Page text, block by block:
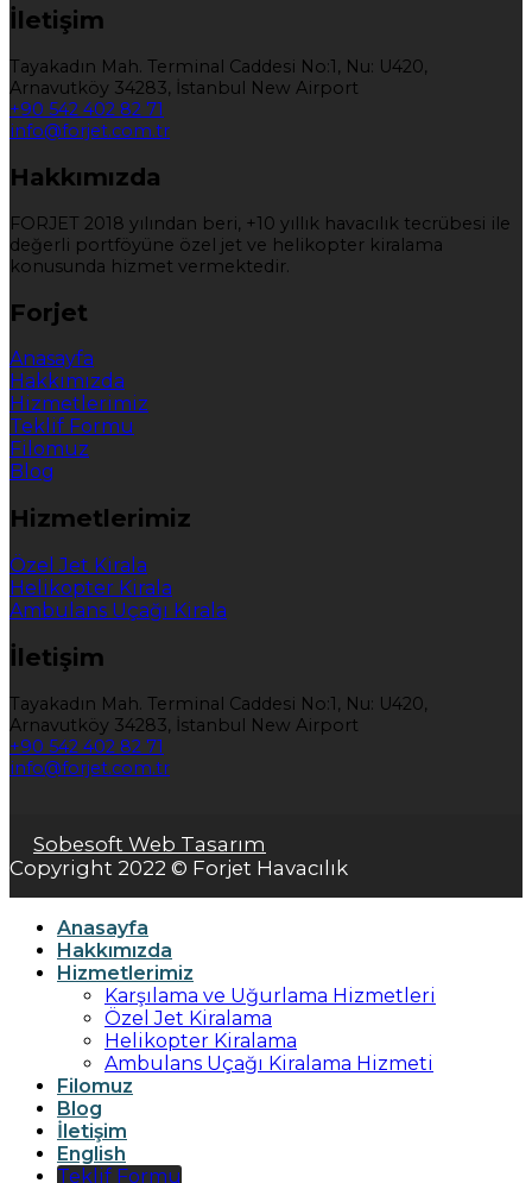
İletişim
Tayakadın Mah. Terminal Caddesi No:1, Nu: U420,
Arnavutköy 34283, İstanbul New Airport
+90 542 402 82 71
info@forjet.com.tr
Hakkımızda
FORJET 2018 yılından beri, +10 yıllık havacılık tecrübesi ile
değerli portföyüne özel jet ve helikopter kiralama
konusunda hizmet vermektedir.
Forjet
Anasayfa
Hakkımızda
Hizmetlerimiz
Teklif Formu
Filomuz
Blog
Hizmetlerimiz
Özel Jet Kirala
Helikopter Kirala
Ambulans Uçağı Kirala
İletişim
Tayakadın Mah. Terminal Caddesi No:1, Nu: U420,
Arnavutköy 34283, İstanbul New Airport
+90 542 402 82 71
info@forjet.com.tr
Sobesoft Web Tasarım
Copyright 2022 © Forjet Havacılık
Anasayfa
Hakkımızda
Hizmetlerimiz
Karşılama ve Uğurlama Hizmetleri
Özel Jet Kiralama
Helikopter Kiralama
Ambulans Uçağı Kiralama Hizmeti
Filomuz
Blog
İletişim
English
Teklif Formu